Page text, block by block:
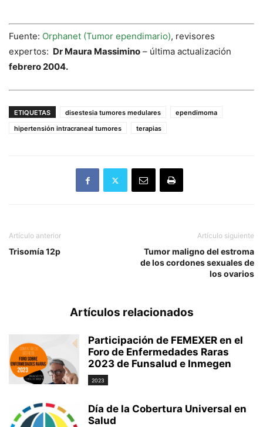
Fuente: Orphanet (Tumor ependimario), revisores
expertos: Dr Maura Massimino – última actualización
febrero 2004.
ETIQUETAS disestesia tumores medulares
ependimoma
hipertensión intracraneal tumores
terapias
Artículo anterior
Trisomía 12p
Artículo siguiente
Tumor maligno del estroma
de los cordones sexuales de
los ovarios
Artículos relacionados
Participación de FEMEXER en el
Foro de Enfermedades Raras
2023 de Funsalud e Inmegen
2023
Día de la Cobertura Universal en
Salud